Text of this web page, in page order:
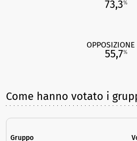
73,3%
OPPOSIZIONE
55,7%
Come hanno votato i
Gruppo